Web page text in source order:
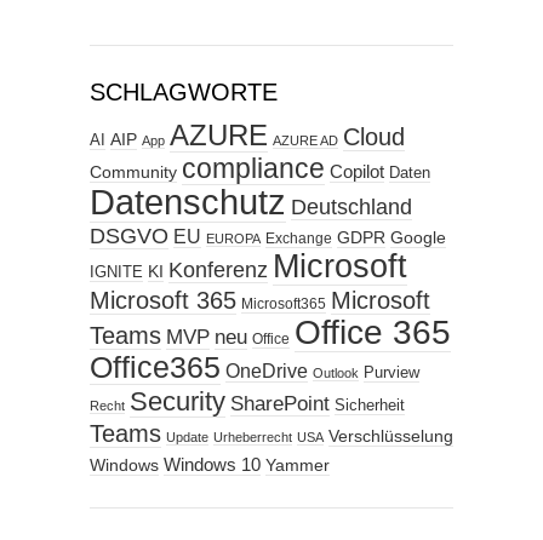
SCHLAGWORTE
AI AIP App AZURE AZURE AD Cloud
Community compliance Copilot Daten
Datenschutz Deutschland
DSGVO EU EUROPA Exchange GDPR Google
IGNITE KI Konferenz Microsoft
Microsoft 365 Microsoft365 Microsoft
Teams MVP neu Office Office 365
Office365 OneDrive Outlook Purview
Recht Security SharePoint Sicherheit
Teams Update Urheberrecht USA Verschlüsselung
Windows Windows 10 Yammer